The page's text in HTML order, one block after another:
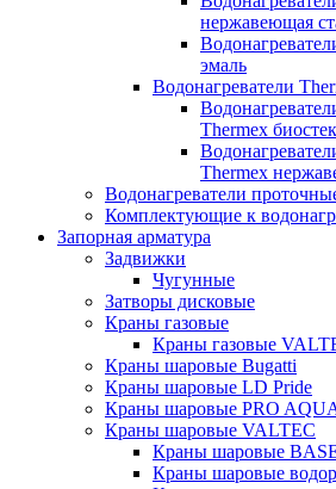
нержавеющая
эмаль
Водонагреватели
Thermex
Thermex
Водонагреватели
Комплектующие к
Запорная арматура
Задвижки
Чугунные
Затворы дисковые
Краны газовые
Краны газовые
Краны шаровые Bugatti
Краны шаровые LD Pride
Краны шаровые PRO
Краны шаровые VALTEC
Краны шаровые
Краны шаровые